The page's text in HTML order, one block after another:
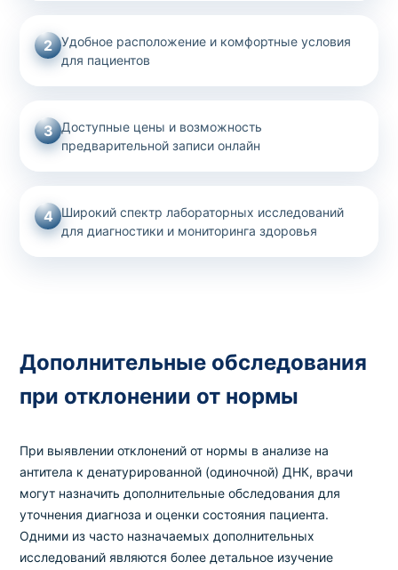
2 Удобное расположение и комфортные условия
для пациентов
3 Доступные цены и возможность
предварительной записи онлайн
4 Широкий спектр лабораторных исследований
для диагностики и мониторинга здоровья
Дополнительные обследования
при отклонении от нормы
При выявлении отклонений от нормы в анализе на
антитела к денатурированной (одиночной) ДНК, врачи
могут назначить дополнительные обследования для
уточнения диагноза и оценки состояния пациента.
Одними из часто назначаемых дополнительных
исследований являются более детальное изучение